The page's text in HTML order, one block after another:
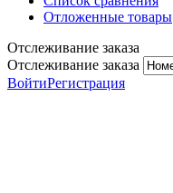
Отложенные товары
Отслеживание заказа
Отслеживание заказа
ВойтиРегистрация